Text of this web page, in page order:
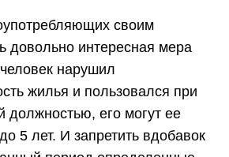
своим
довольно интересная мера
нарушил
жилья и пользовался при
должностью, его могут ее
5 лет. И запретить вдобавок